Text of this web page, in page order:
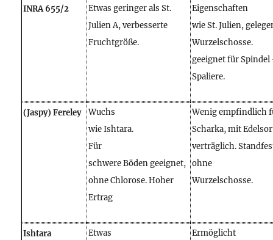
INRA 655/2
Etwas geringer als St.
Julien A, verbesserte
Fruchtgröße.
Eigenschaften
wie St. Julien,
Wurzelschosse.
geeignet für Spindel
Spaliere.
(Jaspy) Fereley
Wuchs
wie Ishtara.
Für
schwere Böden geeignet,
ohne Chlorose. Hoher
Ertrag
Wenig empfindlich
Scharka, mit
verträglich.
ohne
Wurzelschosse.
Ishtara
Etwas
Ermöglicht